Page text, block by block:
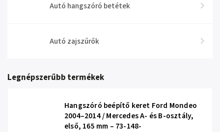
Autó hangszóró betétek
Autó zajszűrők
Legnépszerűbb termékek
Hangszóró beépítő keret Ford Mondeo
2004–2014 / Mercedes A- és B-osztály,
első, 165 mm – 73-148-